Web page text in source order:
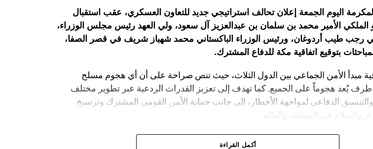
اليوم الجمعة إعلان تحالف استراتيجي جديد للتعاون العسكري، عقب استقبال
الأمير محمد بن سلمان بن عبدالعزيز آل سعود، ولي العهد رئيس مجلس الوزراء،
رجب طيب أردوغان، ورئيس الوزراء الباكستاني محمد شهباز شريف في قصر الصفا،
بتوقيع اتفاقية مكة للدفاع المشترك.
مبدأ الأمن الجماعي بين الدول الثلاث، حيث تنص صراحة على أن أي هجوم مسلح
يُعد هجوماً على الجميع. كما تهدف إلى تعزيز القدرات الردعية عبر تطوير مختلف
والتنسيق الدفاعي لمواجهة الأخطار، إلى جانب حماية الأمن القومي المشترك وترسيخ
أكمل القراءة